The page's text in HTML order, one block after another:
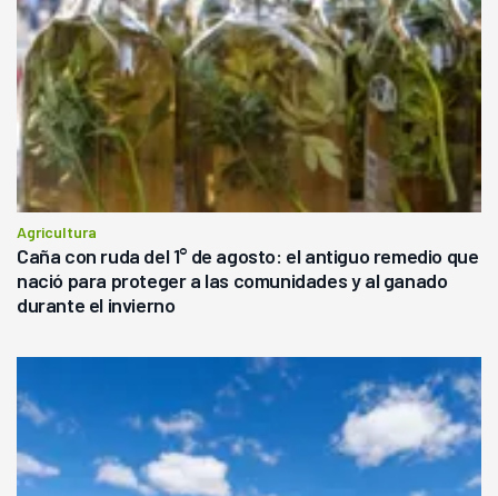
Agricultura
Caña con ruda del 1° de agosto: el antiguo remedio que
nació para proteger a las comunidades y al ganado
durante el invierno